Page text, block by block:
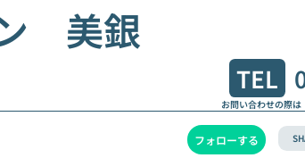
美銀
TEL
お問い合わせの際
フォローする